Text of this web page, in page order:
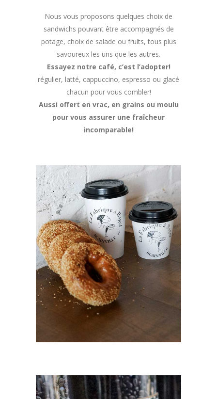
Nous vous proposons quelques choix de
sandwichs pouvant être accompagnés de
potage, choix de salade ou fruits, tous plus
savoureux les uns que les autres.
Essayez notre café, c’est l’adopter!
régulier, latté, cappuccino, espresso ou glacé
chacun pour vous combler!
Aussi offert en vrac, en grains ou moulu
pour vous assurer une fraîcheur
incomparable!